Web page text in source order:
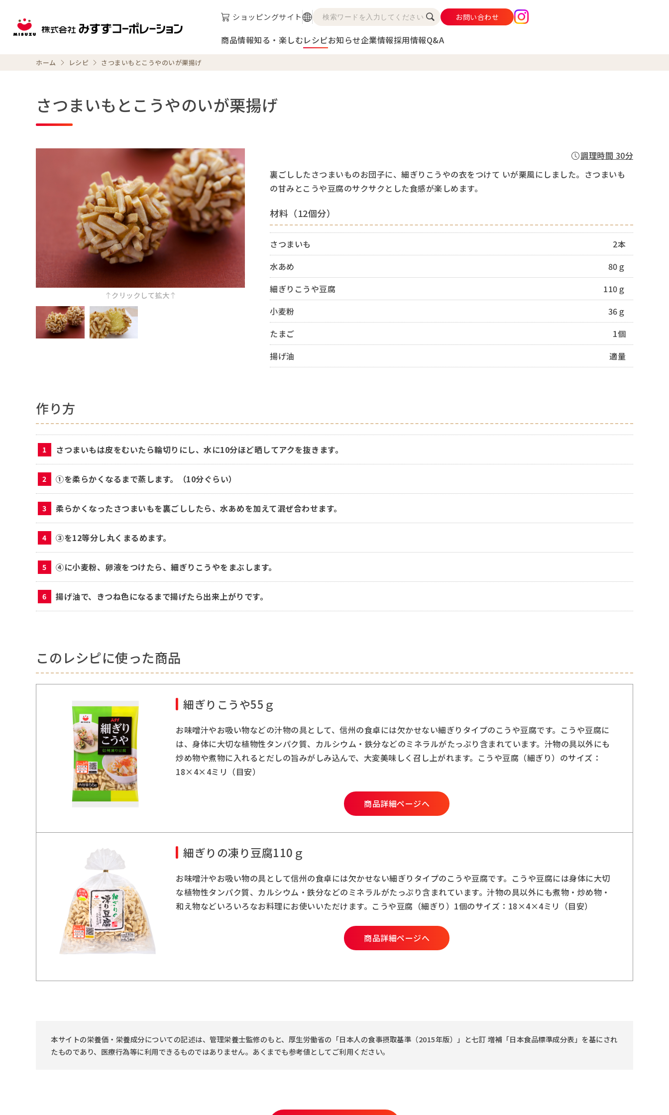
ショッピングサイト お問い合わせ
商品情報知る・楽しむレシピお知らせ企業情報採用情報Q&A
ホーム レシピ さつまいもとこうやのいが栗揚げ
さつまいもとこうやのいが栗揚げ
クリックして拡大
調理時間 30分
裏ごししたさつまいものお団子に、細ぎりこうやの衣をつけて いが栗風にしました。さつまいも
の甘みとこうや豆腐のサクサクとした食感が楽しめます。
材料（12個分）
さつまいも
2本
水あめ
80ｇ
細ぎりこうや豆腐
110ｇ
小麦粉
36ｇ
たまご
1個
揚げ油
適量
作り方
さつまいもは皮をむいたら輪切りにし、水に10分ほど晒してアクを抜きます。
①を柔らかくなるまで蒸します。（10分ぐらい）
柔らかくなったさつまいもを裏ごししたら、水あめを加えて混ぜ合わせます。
③を12等分し丸くまるめます。
④に小麦粉、卵液をつけたら、細ぎりこうやをまぶします。
揚げ油で、きつね色になるまで揚げたら出来上がりです。
このレシピに使った商品
細ぎりこうや55ｇ
お味噌汁やお吸い物などの汁物の具として、信州の食卓には欠かせない細ぎりタイプのこうや豆腐です。こうや豆腐に
は、身体に大切な植物性タンパク質、カルシウム・鉄分などのミネラルがたっぷり含まれています。汁物の具以外にも
炒め物や煮物に入れるとだしの旨みがしみ込んで、大変美味しく召し上がれます。こうや豆腐（細ぎり）のサイズ：
18×4×4ミリ（目安）
商品詳細ページへ
細ぎりの凍り豆腐110ｇ
お味噌汁やお吸い物の具として信州の食卓には欠かせない細ぎりタイプのこうや豆腐です。こうや豆腐には身体に大切
な植物性タンパク質、カルシウム・鉄分などのミネラルがたっぷり含まれています。汁物の具以外にも煮物・炒め物・
和え物などいろいろなお料理にお使いいただけます。こうや豆腐（細ぎり）1個のサイズ：18×4×4ミリ（目安）
商品詳細ページへ
本サイトの栄養価・栄養成分についての記述は、管理栄養士監修のもと、厚生労働省の「日本人の食事摂取基準（2015年版）」と七訂 増補「日本食品標準成分表」を基にされ
たものであり、医療行為等に利用できるものではありません。あくまでも参考値としてご利用ください。